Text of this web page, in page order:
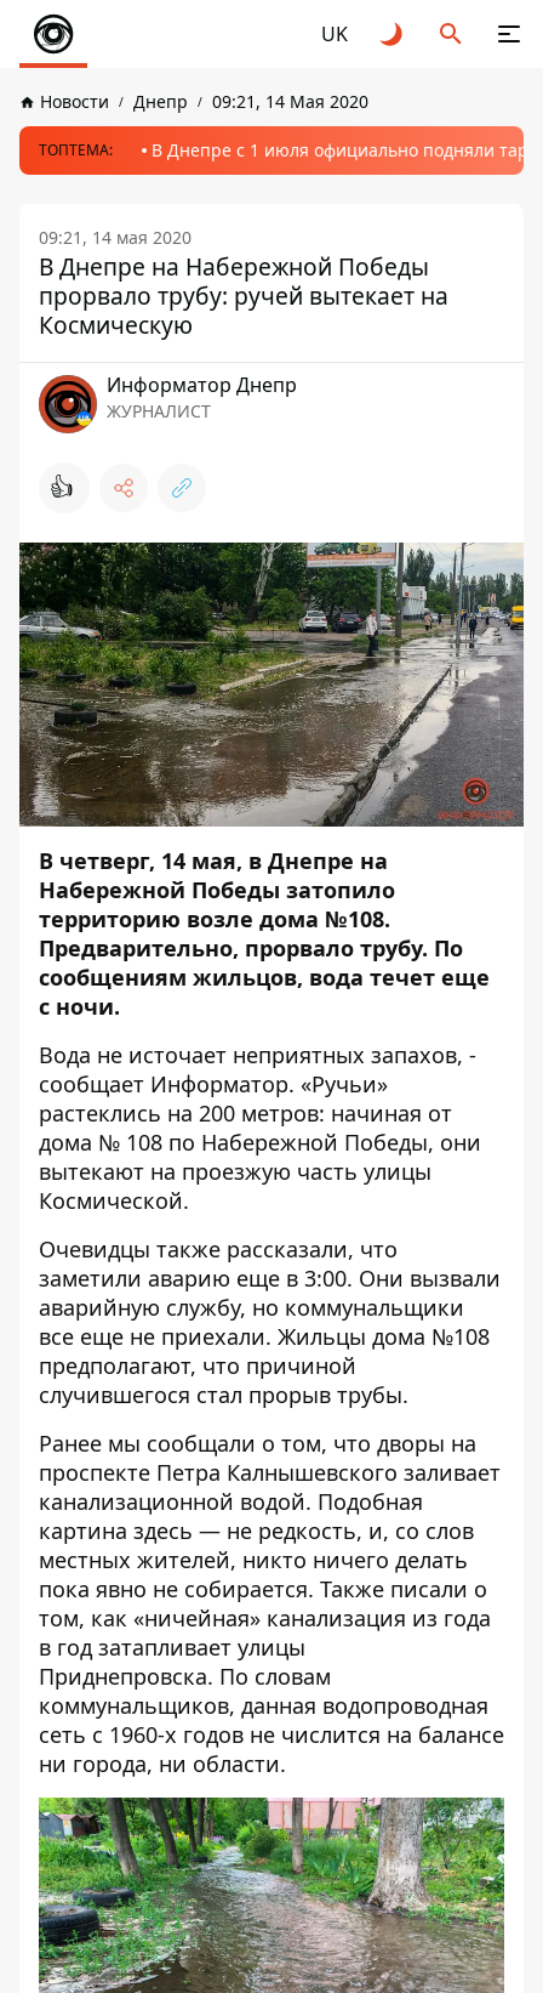
UK
Новости Днепр 09:21, 14 Мая 2020
ТОПТЕМА: В Днепре с 1 июля официально подняли
09:21, 14 мая 2020
В Днепре на Набережной Победы
прорвало трубу: ручей вытекает на
Космическую
Информатор Днепр
ЖУРНАЛИСТ
👍
В четверг, 14 мая, в Днепре на
Набережной Победы затопило
территорию возле дома №108.
Предварительно, прорвало трубу. По
сообщениям жильцов, вода течет еще
с ночи.
Вода не источает неприятных запахов, -
сообщает Информатор. «Ручьи»
растеклись на 200 метров: начиная от
дома № 108 по Набережной Победы, они
вытекают на проезжую часть улицы
Космической.
Очевидцы также рассказали, что
заметили аварию еще в 3:00. Они вызвали
аварийную службу, но коммунальщики
все еще не приехали. Жильцы дома №108
предполагают, что причиной
случившегося стал прорыв трубы.
Ранее мы сообщали о том, что дворы на
проспекте Петра Калнышевского заливает
канализационной водой. Подобная
картина здесь — не редкость, и, со слов
местных жителей, никто ничего делать
пока явно не собирается. Также писали о
том, как «ничейная» канализация из года
в год затапливает улицы
Приднепровска. По словам
коммунальщиков, данная водопроводная
сеть с 1960-х годов не числится на балансе
ни города, ни области.